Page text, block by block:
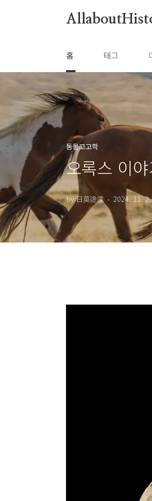
홈 태그
동물고고학
오록스 이
by 日莫途遠 2024. 11. 2.